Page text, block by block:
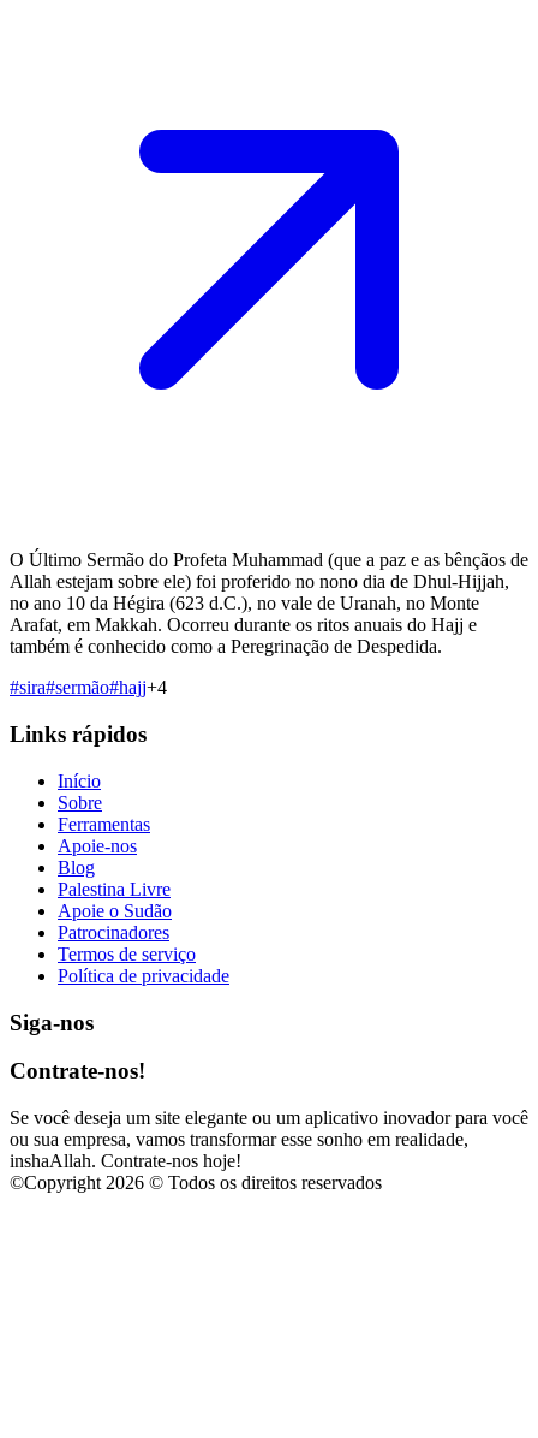
O Último Sermão do Profeta Muhammad (que a paz e as bênçãos de
Allah estejam sobre ele) foi proferido no nono dia de Dhul-Hijjah,
no ano 10 da Hégira (623 d.C.), no vale de Uranah, no Monte
Arafat, em Makkah. Ocorreu durante os ritos anuais do Hajj e
também é conhecido como a Peregrinação de Despedida.
#sira#sermão#hajj+4
Links rápidos
Início
Sobre
Ferramentas
Apoie-nos
Blog
Palestina Livre
Apoie o Sudão
Patrocinadores
Termos de serviço
Política de privacidade
Siga-nos
Contrate-nos!
Se você deseja um site elegante ou um aplicativo inovador para você
ou sua empresa, vamos transformar esse sonho em realidade,
inshaAllah. Contrate-nos hoje!
©Copyright 2026 © Todos os direitos reservados